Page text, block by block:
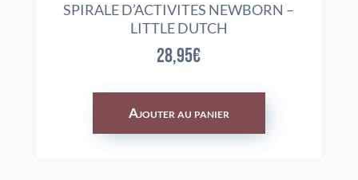
SPIRALE D’ACTIVITES NEWBORN –
LITTLE DUTCH
28,95€
Ajouter au panier